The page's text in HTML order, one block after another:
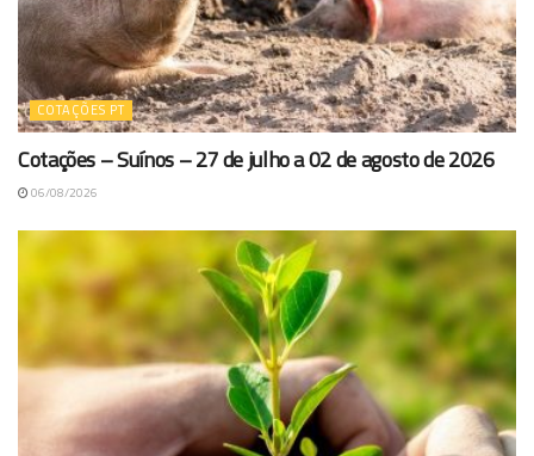
COTAÇÕES PT
Cotações – Suínos – 27 de julho a 02 de agosto de 2026
06/08/2026